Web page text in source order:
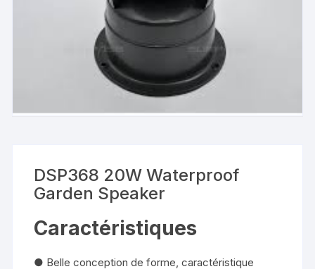
DSP368 20W Waterproof
Garden Speaker
Caractéristiques
● Belle conception de forme, caractéristique